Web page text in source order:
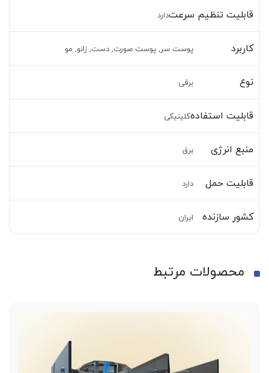
قابلیت تنظیم سرعتدارد
کاربرد پوست سر, پوست صورت, دست, زانو, مو
نوع برقی
قابلیت استفادهکلینیکی
منبع انرژی برق
قابلیت حمل دارد
کشور سازنده ایران
محصولات مرتبط